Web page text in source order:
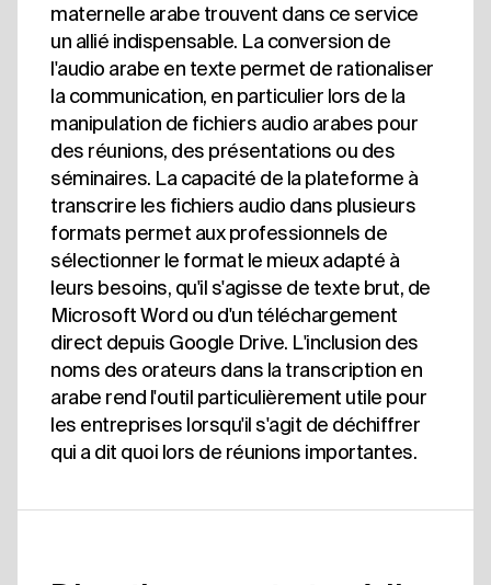
maternelle arabe trouvent dans ce service
un allié indispensable. La conversion de
l'audio arabe en texte permet de rationaliser
la communication, en particulier lors de la
manipulation de fichiers audio arabes pour
des réunions, des présentations ou des
séminaires. La capacité de la plateforme à
transcrire les fichiers audio dans plusieurs
formats permet aux professionnels de
sélectionner le format le mieux adapté à
leurs besoins, qu'il s'agisse de texte brut, de
Microsoft Word ou d'un téléchargement
direct depuis Google Drive. L'inclusion des
noms des orateurs dans la transcription en
arabe rend l'outil particulièrement utile pour
les entreprises lorsqu'il s'agit de déchiffrer
qui a dit quoi lors de réunions importantes.